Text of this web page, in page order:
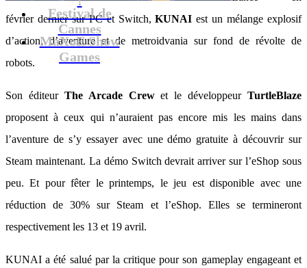
Festival de
Cannes
MaXoE Show
Games
février dernier sur PC et Switch,KUNAI est un mélange explosif
d’action, d’aventure et de metroidvania sur fond de révolte de
robots.
Son éditeur The Arcade Crewet le développeur TurtleBlaze
proposent à ceux qui n’auraient pas encore mis les mains dans
l’aventure de s’y essayer avec une démo gratuite à découvrir sur
Steam maintenant. La démo Switch devrait arriver sur l’eShop sous
peu. Et pour fêter le printemps, le jeu est disponible avec une
réduction de 30% sur Steam et l’eShop. Elles se termineront
respectivement les 13 et 19 avril.
KUNAI a été salué par la critique pour son gameplay engageant et